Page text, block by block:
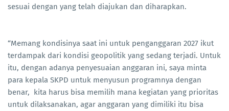
sesuai dengan yang telah diajukan dan diharapkan.
“Memang kondisinya saat ini untuk penganggaran 2027 ikut
terdampak dari kondisi geopolitik yang sedang terjadi. Untuk
itu, dengan adanya penyesuaian anggaran ini, saya minta
para kepala SKPD untuk menyusun programnya dengan
benar, kita harus bisa memilih mana kegiatan yang prioritas
untuk dilaksanakan, agar anggaran yang dimiliki itu bisa